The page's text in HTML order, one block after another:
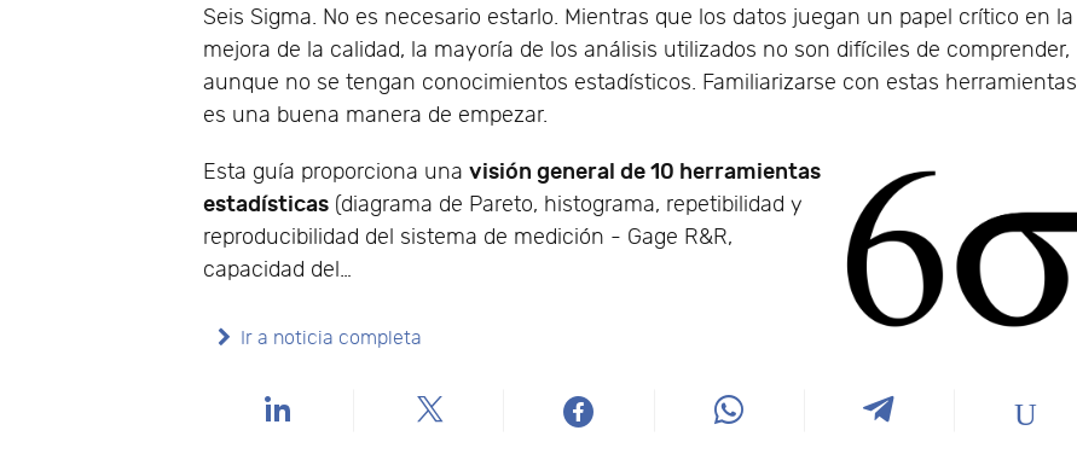
Seis Sigma. No es necesario estarlo. Mientras que los datos juegan un papel crítico en la
mejora de la calidad, la mayoría de los análisis utilizados no son difíciles de comprender,
aunque no se tengan conocimientos estadísticos. Familiarizarse con estas herramientas
es una buena manera de empezar.
Esta guía proporciona unavisión general de 10 herramientas
estadísticas (diagrama de Pareto, histograma, repetibilidad y
reproducibilidad del sistema de medición - Gage R&R,
capacidad del…
Ir a noticia completa